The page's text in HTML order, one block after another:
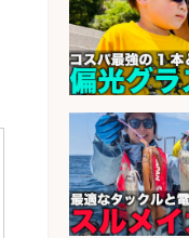
「堺市堺区
いOK・入
工場で自転
未経験歓迎
126日
会社名
パー
ーズ